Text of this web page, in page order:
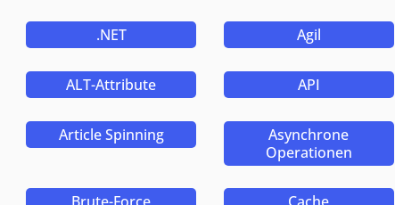
.NET Agil
ALT-Attribute API
Article Spinning
Asynchrone
Operationen